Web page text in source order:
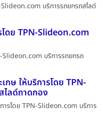
บริการรถยกรถสไลด์
ดย TPN-Slideon.com
Slideon.com บริการรถยกรถ
กษ ให้บริการโดย TPN-
ลด์ถาดกอง
ารโดย TPN-Slideon.com บริการ